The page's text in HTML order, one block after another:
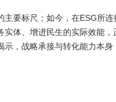
要标尺；如今，在ESG所
体、增进民生的实际效能，
，战略承接与转化能力本身